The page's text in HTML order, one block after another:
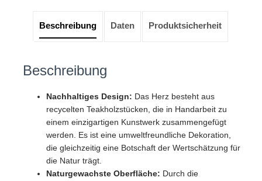
Beschreibung Daten Produktsicherheit
Beschreibung
Nachhaltiges Design: Das Herz besteht aus
recycelten Teakholzstücken, die in Handarbeit zu
einem einzigartigen Kunstwerk zusammengefügt
werden. Es ist eine umweltfreundliche Dekoration,
die gleichzeitig eine Botschaft der Wertschätzung für
die Natur trägt.
Naturgewachste Oberfläche: Durch die